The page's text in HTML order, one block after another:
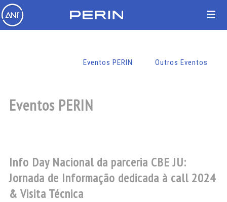
Eventos PERIN Outros Eventos
Eventos PERIN
Info Day Nacional da parceria CBE JU:
Jornada de Informação dedicada à call 2024
& Visita Técnica